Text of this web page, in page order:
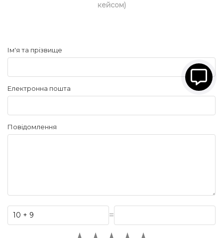
кейсом)
Ім'я та прізвище
Електронна пошта
Повідомлення
=